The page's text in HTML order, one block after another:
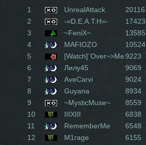
1 UnrealAttack
20116
2
-=D.E.A.T.H=-
17423
3
~FeniX~
13585
4
MAFIOZO
10524
5
[Watch]`Over~>Me9223
6
Лилу45
9069
7
AveCarvi
9024
8
Guyana
8934
9
~MysticMuse~
8559
10
IIIXIII
6838
11
RememberMe
6548
12
M1rage 6155